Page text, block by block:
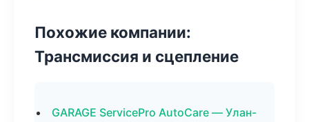
Похожие компании:
Трансмиссия и сцепление
GARAGE ServicePro AutoCare — Улан-